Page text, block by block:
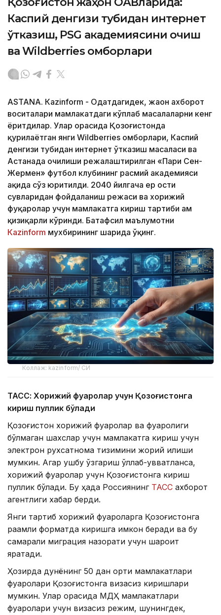
Каспий денгизи тубидан интернет
ўтказиш, PSG академиясини очиш
ва Wildberries омборлари
ASTANА. Кazinform - Одатдагидек, жаҳон ахборот
воситалари мамлакатдаги кўплаб масалаларни кенг
ёритдилар. Улар орасида Қозоғистонда
қурилаётган янги Wildberries омборлари, Каспий
денгизи тубидан интернет ўтказиш масаласи ва
Астанада очилиши режалаштирилган «Пари Сен-
Жермен» футбол клубининг расмий академияси
ҳақида сўз юритилди. 2040 йилгача ер ости
сувларидан фойдаланиш режаси ва хорижий
фуқаролар учун мамлакатга кириш тартиби ҳам
қизиқарли кўринди. Батафсил маълумотни
Кazinform мухбирининг шарҳида ўқинг.
Коллаж: kazinform/ СИ
ТАСС: Хорижий фуқаролар учун Қозоғистонга
кириш пуллик бўлади
Қозоғистон хорижий фуқаролар ва фуқаролиги
бўлмаган шахслар учун мамлакатга кириш учун
электрон рухсатнома тизимини жорий қилиши
мумкин. Агар ушбу ўзгариш қўллаб-қувватланса,
хорижий фуқаролар учун Қозоғистонга кириш
пуллик бўлади. Бу ҳақда Россиянинг ТАСС ахборот
агентлиги хабар берди.
Янги тартиб хорижий фуқароларга Қозоғистонга
рақамли форматда киришга имкон беради ва бу
самарали миграция назорати учун шароит
яратади.
Ҳозирда дунёнинг 50 дан ортиқ мамлакатлари
фуқаролари Қозоғистонга визасиз киришлари
мумкин. Улар орасида МДҲ мамлакатлари
фуқаролари учун визасиз режим, шунингдек,